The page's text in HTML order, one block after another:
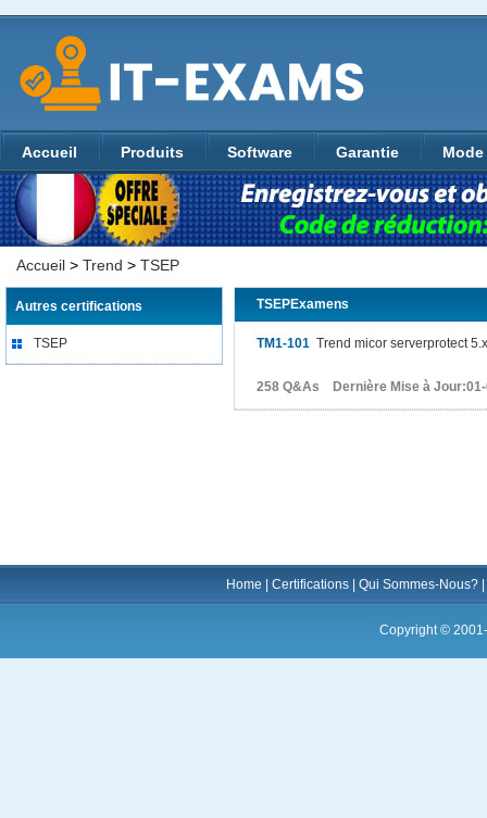
Accueil Produits Software Garantie
Accueil > Trend > TSEP
Autres certifications
TSEP
TSEPExamens
TM1-101 Trend micor serverprotect
258 Q&As Dernière Mise à Jour:01-
Home Certifications Qui Sommes-Nous?
Copyright ©